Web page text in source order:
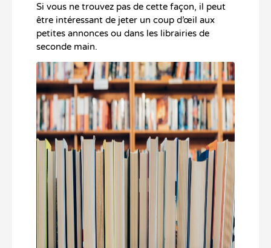
Si vous ne trouvez pas de cette façon, il peut
être intéressant de jeter un coup d’œil aux
petites annonces ou dans les librairies de
seconde main.